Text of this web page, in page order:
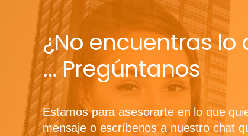
¿No encuentras lo
... Pregúntanos
Estamos para asesorarte en lo que
mensaje o escríbenos a nuestro chat